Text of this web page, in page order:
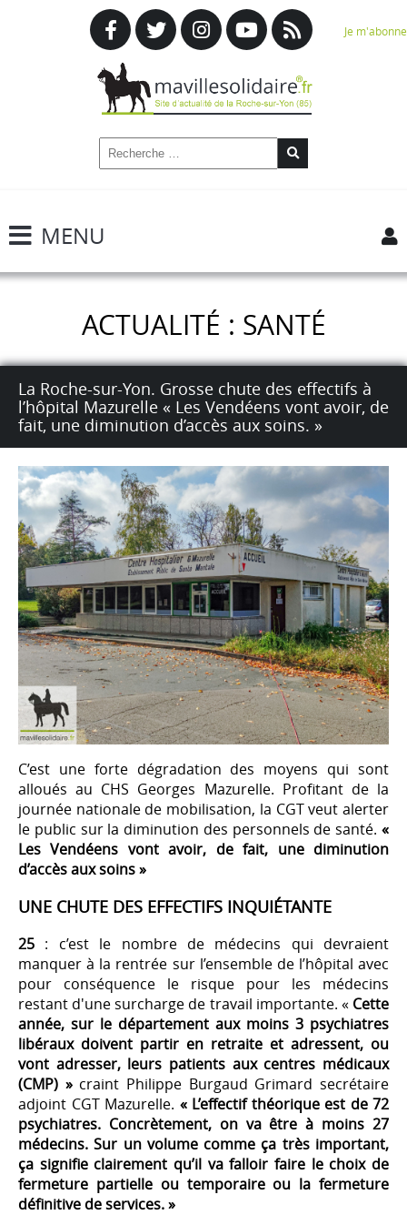
Je m'abonne
MENU
ACTUALITÉ : SANTÉ
La Roche-sur-Yon. Grosse chute des effectifs à
l’hôpital Mazurelle « Les Vendéens vont avoir, de
fait, une diminution d’accès aux soins. »
C’est une forte dégradation des moyens qui sont
alloués au CHS Georges Mazurelle. Profitant de la
journée nationale de mobilisation, la CGT veut alerter
le public sur la diminution des personnels de santé. «
Les Vendéens vont avoir, de fait, une diminution
d’accès aux soins »
UNE CHUTE DES EFFECTIFS INQUIÉTANTE
25 : c’est le nombre de médecins qui devraient
manquer à la rentrée sur l’ensemble de l’hôpital avec
pour conséquence le risque pour les médecins
restant d'une surcharge de travail importante. «Cette
année, sur le département aux moins 3 psychiatres
libéraux doivent partir en retraite et adressent, ou
vont adresser, leurs patients aux centres médicaux
(CMP) »craint Philippe Burgaud Grimard secrétaire
adjoint CGT Mazurelle. « L’effectif théorique est de 72
psychiatres. Concrètement, on va être à moins 27
médecins. Sur un volume comme ça très important,
ça signifie clairement qu’il va falloir faire le choix de
fermeture partielle ou temporaire ou la fermeture
définitive de services. »